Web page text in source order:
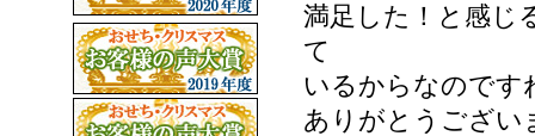
満足した！と感じ
て
いるからなのです
ありがとうござい